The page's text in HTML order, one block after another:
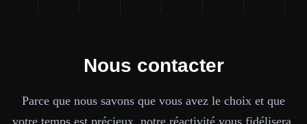
Nous contacter
Parce que nous savons que vous avez le choix et que
votre temps est précieux, notre réactivité vous fidélisera.